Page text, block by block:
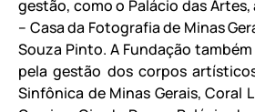
gestão, como o Palácio das Artes,
– Casa da Fotografia de Minas
Souza Pinto. A Fundação
pela gestão dos corpos
Sinfônica de Minas Gerais, Coral